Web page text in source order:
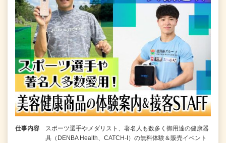
仕事内容
スポーツ選手やメダリスト、著名人も数多く御用達の健康器
具（DENBA Health、CATCH-I）の無料体験＆販売イベント